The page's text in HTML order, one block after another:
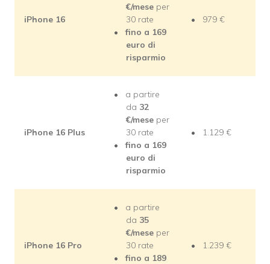
iPhone 16
€/mese per
30 rate
fino a 169
euro di
risparmio
979 €
iPhone 16 Plus
a partire
da 32
€/mese per
30 rate
fino a 169
euro di
risparmio
1.129 €
iPhone 16 Pro
a partire
da 35
€/mese per
30 rate
fino a 189
1.239 €